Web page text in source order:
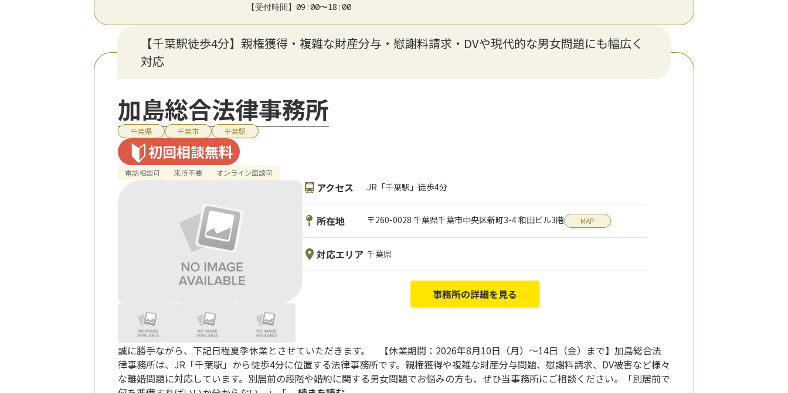
【受付時間】09:00〜18:00
【千葉駅徒歩4分】親権獲得・複雑な財産分与・慰謝料請求・DVや現代的な男女問題にも幅広く
対応
加島総合法律事務所
千葉県 千葉市 千葉駅
初回相談無料
電話相談可 来所不要 オンライン面談可
アクセス JR「千葉駅」徒歩4分
所在地 〒260-0028 千葉県千葉市中央区新町3-4 和田ビル3階 MAP
対応エリア 千葉県
事務所の詳細を見る
誠に勝手ながら、下記日程夏季休業とさせていただきます。 【休業期間：2026年8月10日（月）～14日（金）まで】加島総合法
律事務所は、JR「千葉駅」から徒歩4分に位置する法律事務所です。親権獲得や複雑な財産分与問題、慰謝料請求、DV被害など様々
な離婚問題に対応しています。別居前の段階や婚約に関する男女問題でお悩みの方も、ぜひ当事務所にご相談ください。「別居前で